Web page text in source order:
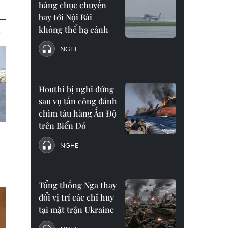
hàng chục chuyến
bay tới Nội Bài
không thể hạ cánh
NGHE
Houthi bị nghi đứng
sau vụ tấn công đánh
chìm tàu hàng Ấn Độ
trên Biển Đỏ
NGHE
Tổng thống Nga thay
đổi vị trí các chỉ huy
tại mặt trận Ukraine